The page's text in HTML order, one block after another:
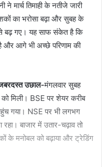
मार्च तिमाही के नतीजे जारी
का भरोसा बढ़ा और सुबह के
बढ़ गए। यह साफ संकेत है कि
और आगे भी अच्छे परिणाम की
उछाल-मंगलवार सुबह
मिली। BSE पर शेयर करीब
गया। NSE पर भी लगभग
बाजार में उतार-चढ़ाव तो
के मनोबल को बढ़ाया और ट्रेडिंग